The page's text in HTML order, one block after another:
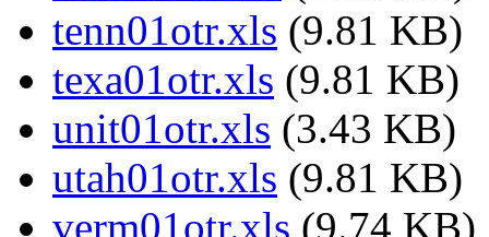
tenn01otr.xls (9.81 KB)
texa01otr.xls (9.81 KB)
unit01otr.xls (3.43 KB)
utah01otr.xls (9.81 KB)
verm01otr.xls (9.74 KB)